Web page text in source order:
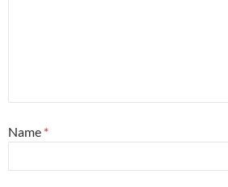
Name *